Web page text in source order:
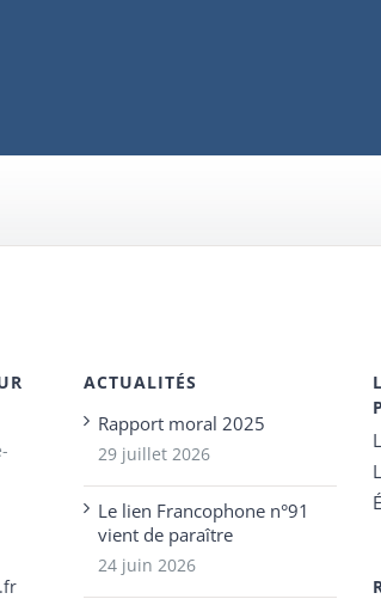
ACTUALITÉS
Rapport moral 2025
29 juillet 2026
Le lien Francophone n°91
vient de paraître
24 juin 2026